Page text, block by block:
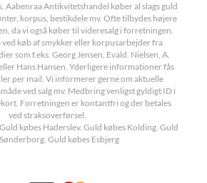
Aabenraa Antikvitetshandel køber al slags guld
korpus, bestikdele mv. Ofte tilbydes højere
da vi også køber til videresalg i forretningen.
ved køb af smykker eller korpusarbejder fra
som f.eks. Georg Jensen, Evald. Nielsen, A.
Hans Hansen. Yderligere informationer fås
per mail. Vi informerer gerne om aktuelle
ved salg mv. Medbring venligst gyldigt ID i
Forretningen er kontantfri og der betales
ved straksoverførsel.
købes Haderslev. Guld købes Kolding. Guld
Guld købes Esbjerg